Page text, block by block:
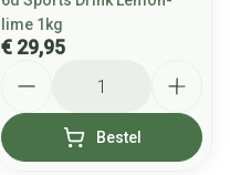
lime 1kg
€ 29,95
Bestel